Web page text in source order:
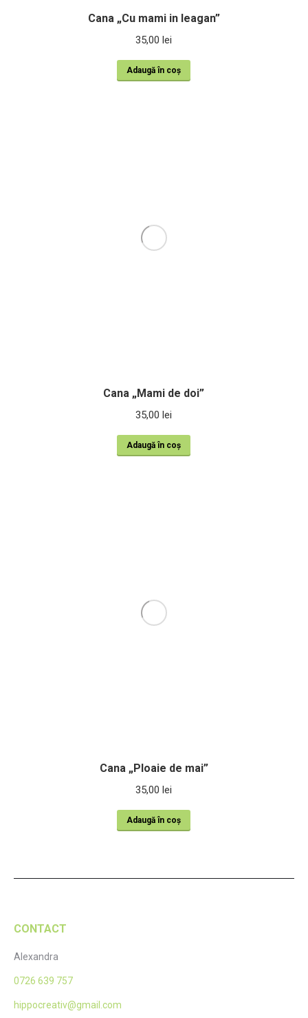
Cana „Cu mami in leagan”
35,00 lei
Adaugă în coș
Cana „Mami de doi”
35,00 lei
Adaugă în coș
Cana „Ploaie de mai”
35,00 lei
Adaugă în coș
CONTACT
Alexandra
0726 639 757
hippocreativ@gmail.com